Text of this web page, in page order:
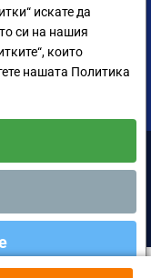
75
права запазени.
искате да
си на нашия
които
нашата Политика